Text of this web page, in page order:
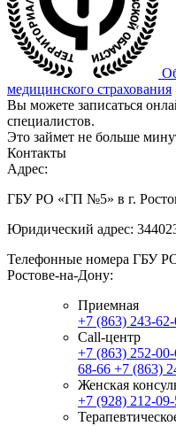
медицинского страхования
Вы можете записаться
специалистов.
Это займет не больше
Контакты
Адрес:
ГБУ РО «ГП №5» в г.
Юридический адрес:
Телефонные номера ГБУ
Ростове-на-Дону:
Приемная
+7 (863) 243-
Call-центр
+7 (863) 252-
68-66 +7 (863)
Женская
+7 (928) 212-09-